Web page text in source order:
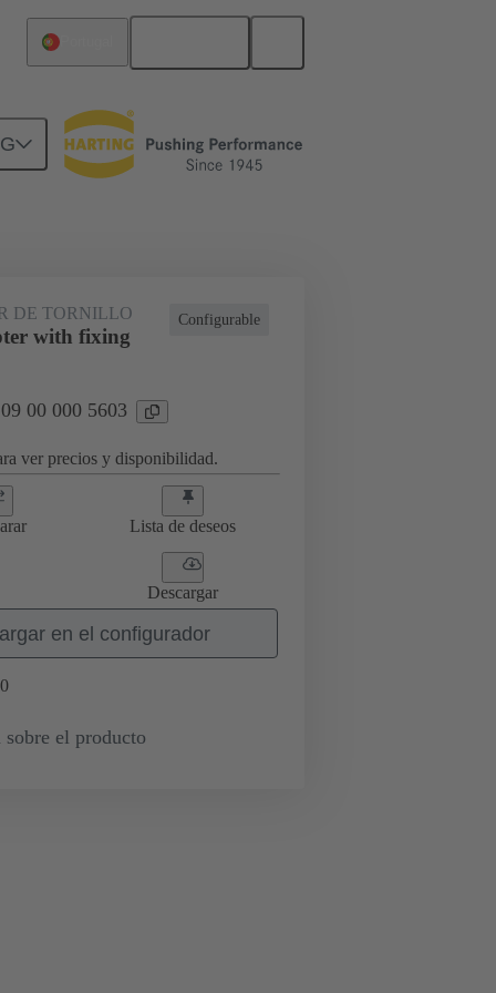
bastidores de abrazadera
Configurable
DE TORNILLO
with fixing
00 000 5603
ver precios y disponibilidad.
Lista de deseos
Descargar
en el configurador
0
sobre el producto